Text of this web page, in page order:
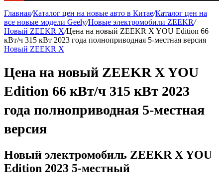
Главная/Каталог цен на новые авто в Китае/Каталог цен на
все новые модели Geely/Новые электромобили ZEEKR/
Новый ZEEKR X/Цена на новый ZEEKR X YOU Edition 66
кВт/ч 315 кВт 2023 года полноприводная 5-местная версия
Новый ZEEKR X
Цена на новый ZEEKR X YOU
Edition 66 кВт/ч 315 кВт 2023
года полноприводная 5-местная
версия
Новый электромобиль ZEEKR X YOU
Edition 2023 5-местный